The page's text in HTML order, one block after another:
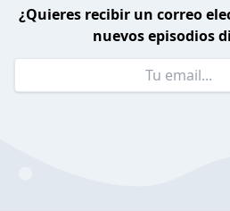
¿Quieres recibir un correo
nuevos episodios